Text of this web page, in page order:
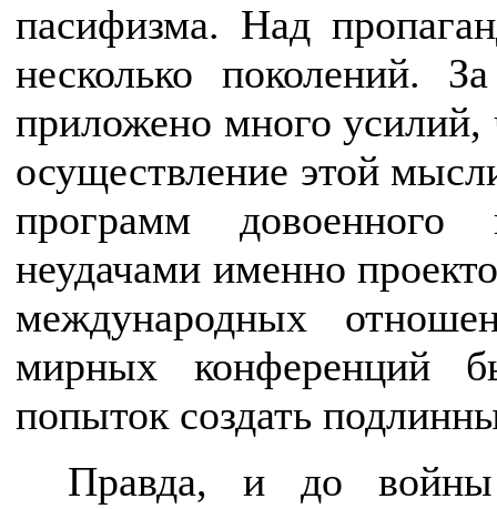
пасифизма. Над
несколько поколений.
приложено много усилий,
осуществление этой
программ
неудачами именно
международных
мирных конференций
попыток создать
Правда, и до